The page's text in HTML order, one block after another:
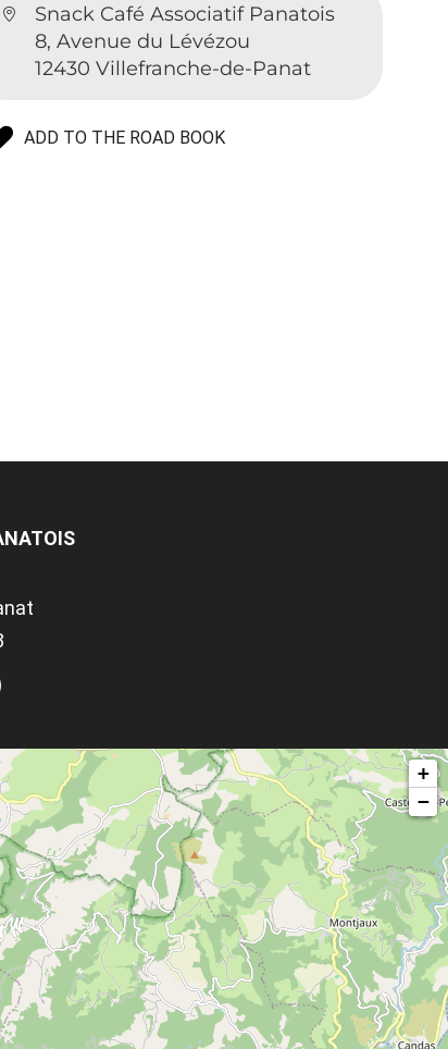
Snack Café Associatif Panatois
8, Avenue du Lévézou
12430 Villefranche-de-Panat
ADD TO THE ROAD BOOK
+
−